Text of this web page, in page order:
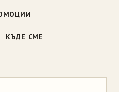
КЪДЕ СМЕ